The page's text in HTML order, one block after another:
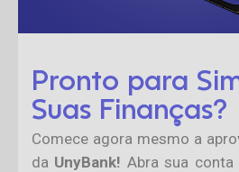
Pronto para
Suas Finanças?
Comece agora mesmo a
da UnyBank! Abra sua conta